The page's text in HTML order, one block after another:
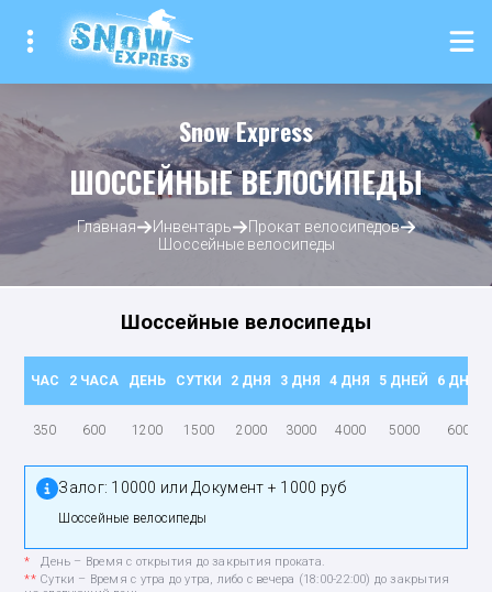
Snow Express
ШОССЕЙНЫЕ ВЕЛОСИПЕДЫ
Главная Инвентарь
Прокат велосипедов
Шоссейные велосипеды
Шоссейные велосипеды
ЧАС 2 ЧАСА ДЕНЬ СУТКИ 2 ДНЯ 3 ДНЯ 4 ДНЯ 5 ДНЕЙ 6 ДНЕЙ
350 600 1200 1500 2000 3000 4000 5000 6000
Залог: 10000 или Документ + 1000 руб
Шоссейные велосипеды
* День – Время с открытия до закрытия проката.
**Сутки – Время с утра до утра, либо с вечера (18:00-22:00) до закрытия